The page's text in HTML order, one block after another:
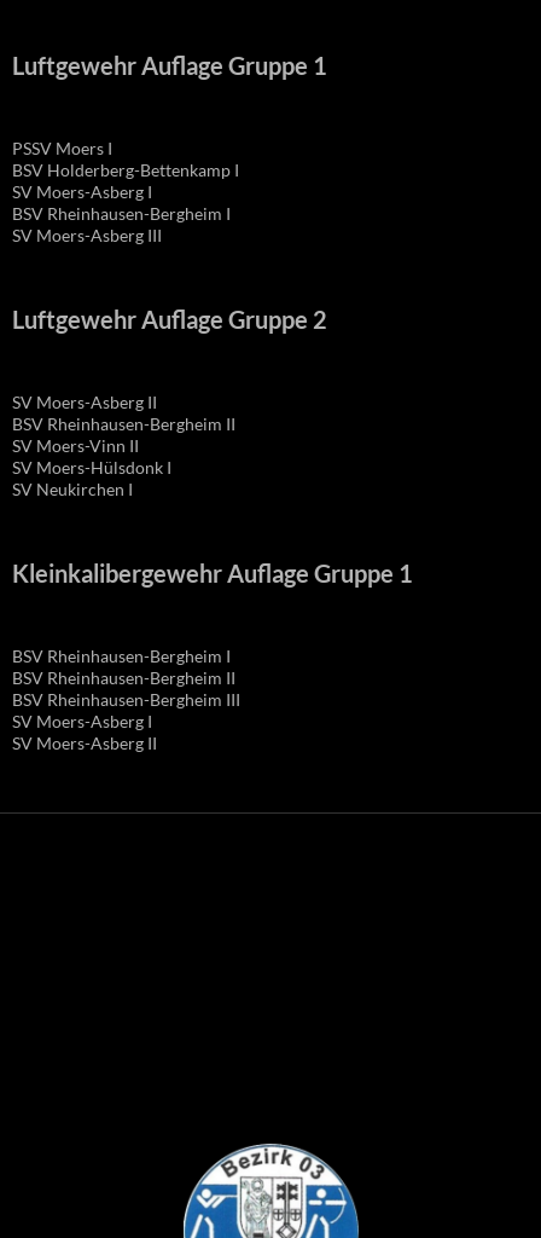
Luftgewehr Auflage Gruppe 1
PSSV Moers I
BSV Holderberg-Bettenkamp I
SV Moers-Asberg I
BSV Rheinhausen-Bergheim I
SV Moers-Asberg III
Luftgewehr Auflage Gruppe 2
SV Moers-Asberg II
BSV Rheinhausen-Bergheim II
SV Moers-Vinn II
SV Moers-Hülsdonk I
SV Neukirchen I
Kleinkalibergewehr Auflage Gruppe 1
BSV Rheinhausen-Bergheim I
BSV Rheinhausen-Bergheim II
BSV Rheinhausen-Bergheim III
SV Moers-Asberg I
SV Moers-Asberg II